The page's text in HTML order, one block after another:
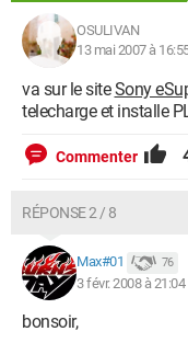
OSULIVAN
13 mai 2007 à
va sur le siteSony
telecharge et installe
Commenter
RÉPONSE 2 / 8
Max#01 76
3 févr. 2008 à 21:04
bonsoir,